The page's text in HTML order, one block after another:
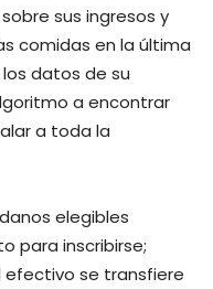
sus ingresos y
comidas en la última
datos de su
a encontrar
a toda la
elegibles
para inscribirse;
efectivo se transfiere